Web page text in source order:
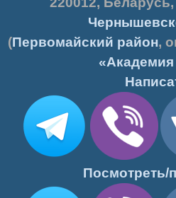
(Первомайский район,
«Академия
Посмотреть/